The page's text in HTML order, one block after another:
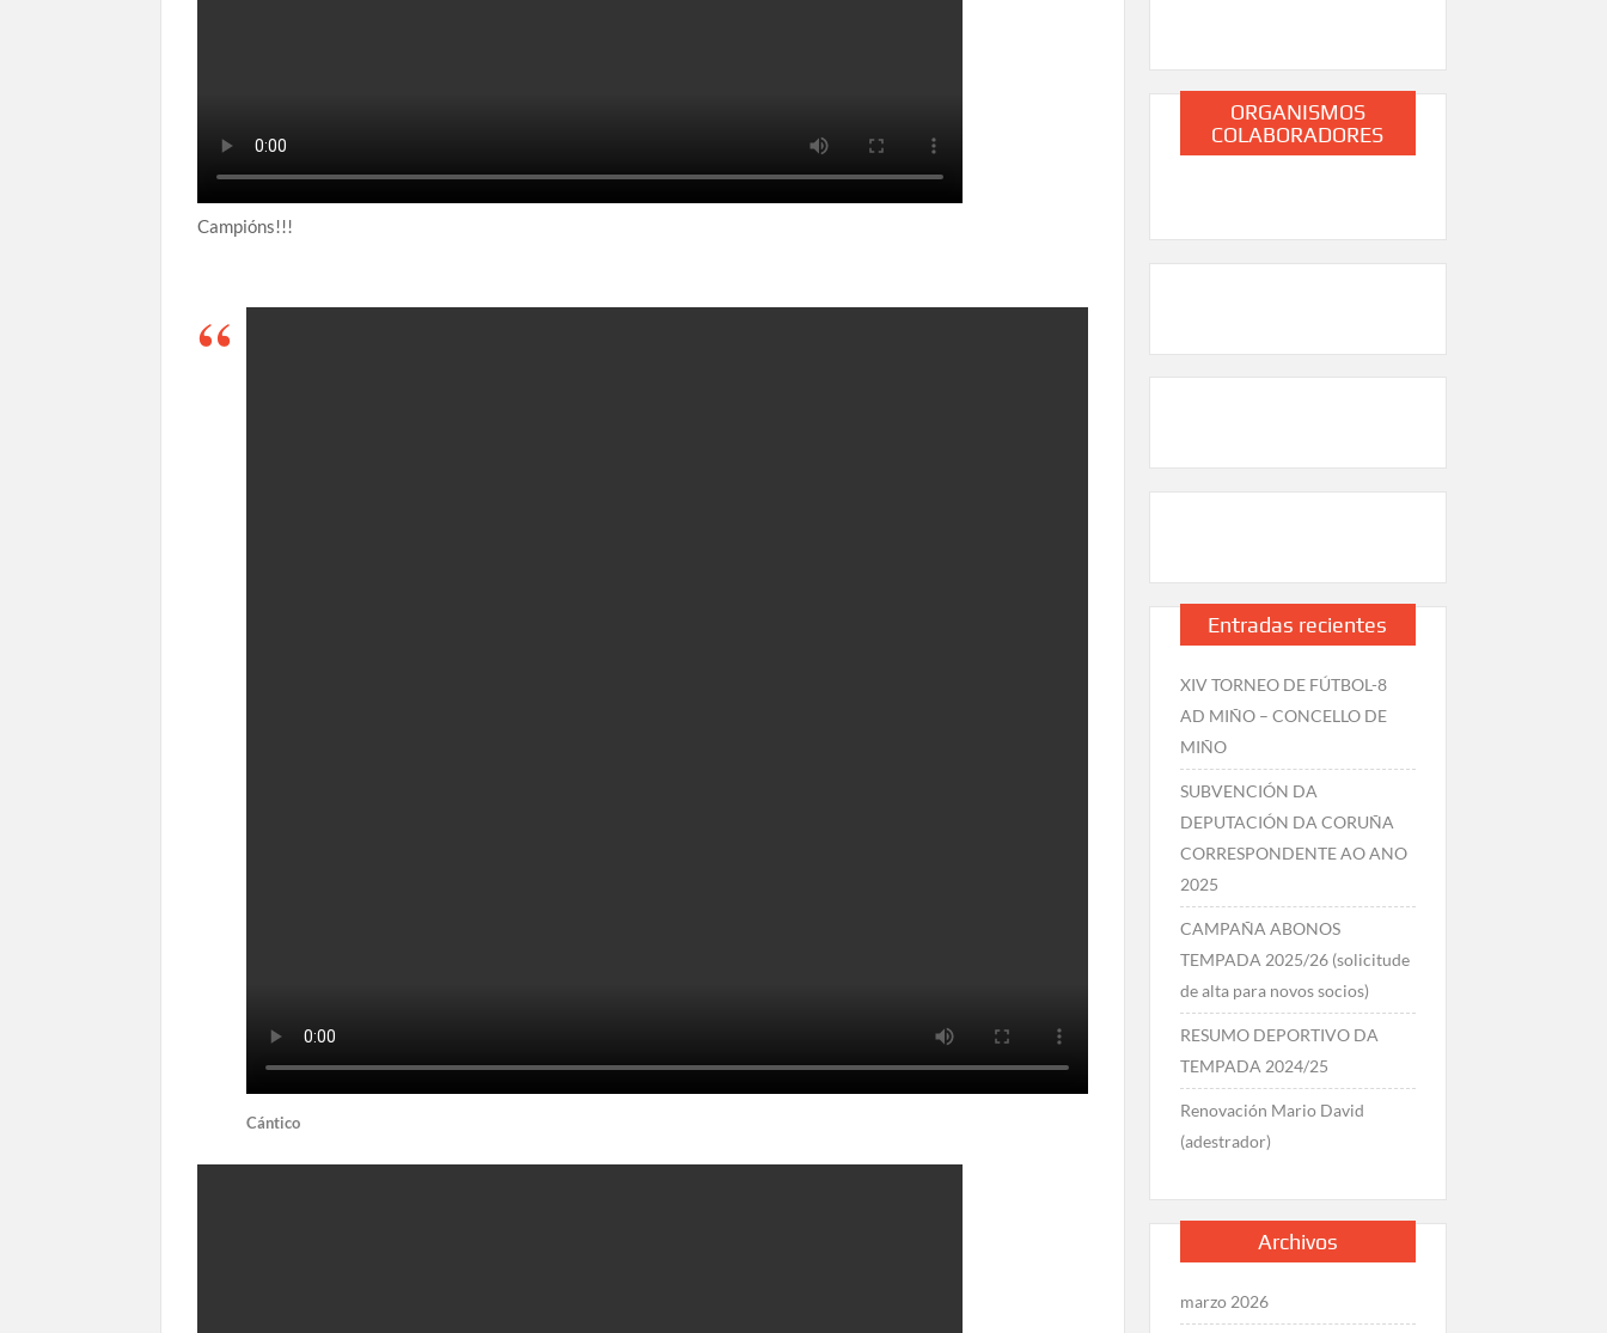
Campións!!!
Cántico
ORGANISMOS
COLABORADORES
Entradas recientes
XIV TORNEO DE FÚTBOL-8
AD MIÑO – CONCELLO DE
MIÑO
SUBVENCIÓN DA
DEPUTACIÓN DA CORUÑA
CORRESPONDENTE AO ANO
2025
CAMPAÑA ABONOS
TEMPADA 2025/26 (solicitude
de alta para novos socios)
RESUMO DEPORTIVO DA
TEMPADA 2024/25
Renovación Mario David
(adestrador)
Archivos
marzo 2026